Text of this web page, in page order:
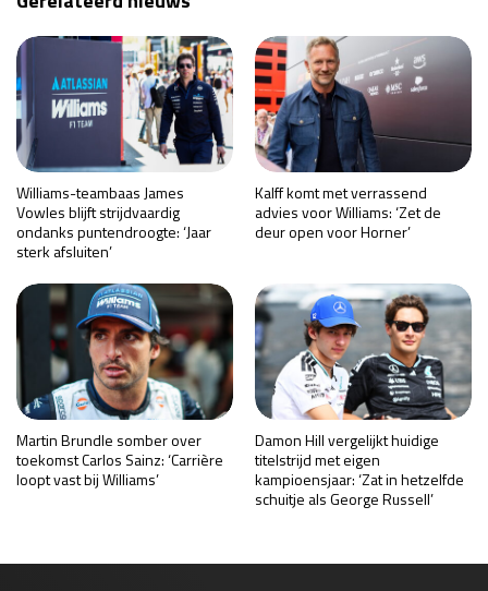
Williams-teambaas James
Vowles blijft strijdvaardig
ondanks puntendroogte: ‘Jaar
sterk afsluiten’
Kalff komt met verrassend
advies voor Williams: ‘Zet de
deur open voor Horner’
Martin Brundle somber over
toekomst Carlos Sainz: ‘Carrière
loopt vast bij Williams’
Damon Hill vergelijkt huidige
titelstrijd met eigen
kampioensjaar: ‘Zat in hetzelfde
schuitje als George Russell’